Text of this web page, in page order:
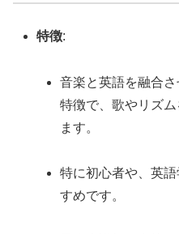
特徴:
音楽と英語を融合
特徴で、歌やリズ
ます。
特に初心者や、英
すめです。